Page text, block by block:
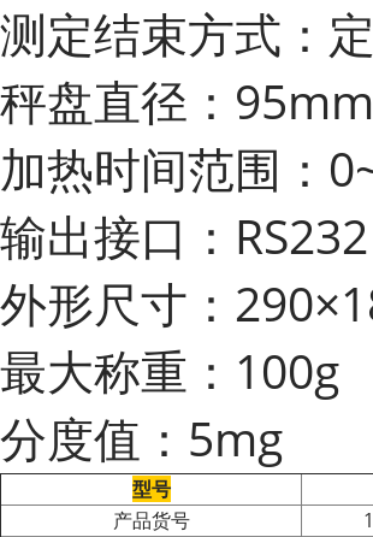
测定结束方式：
秤盘直径：95mm
加热时间范围：
输出接口：RS232
外形尺寸：
最大称重：100g
分度值：5mg
型号
产品货号